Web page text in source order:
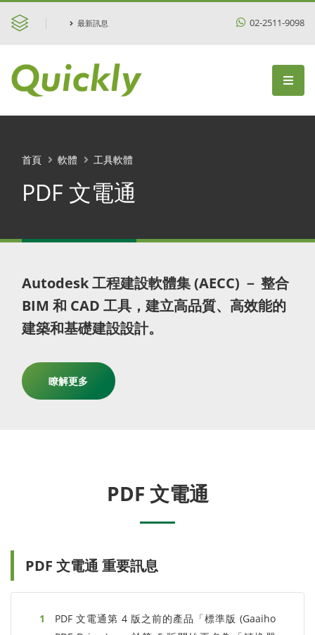
最新訊息 02-2511-9098
PDF 文電通
首頁 軟體 工具軟體
Autodesk 工程建設軟體集 (AECC) － 整合
BIM 和 CAD 工具，建立高品質、高效能的
建築和基礎建設設計。
瞭解更多
PDF 文電通
PDF 文電通 重要訊息
PDF 文電通第 4 版之前的產品「標準版 (Gaaiho